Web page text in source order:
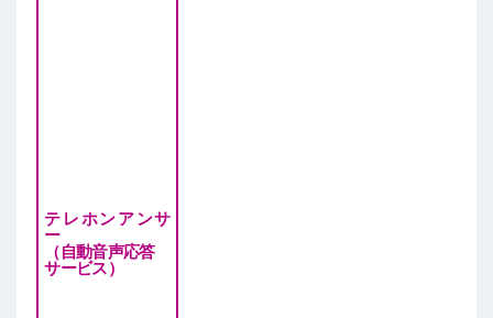
テレホンアンサ
ー
（自動音声応答
サービス）